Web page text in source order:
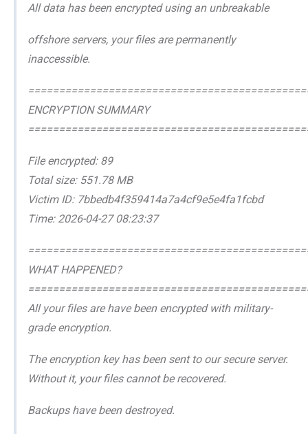
All data has been encrypted using an unbreakable
offshore servers, your files are permanently
inaccessible.
ENCRYPTION SUMMARY
File encrypted: 89
Total size: 551.78 MB
Victim ID: 7bbedb4f359414a7a4cf9e5e4fa1fcbd
Time: 2026-04-27 08:23:37
WHAT HAPPENED?
All your files are have been encrypted with military-
grade encryption.
The encryption key has been sent to our secure server.
Without it, your files cannot be recovered.
Backups have been destroyed.